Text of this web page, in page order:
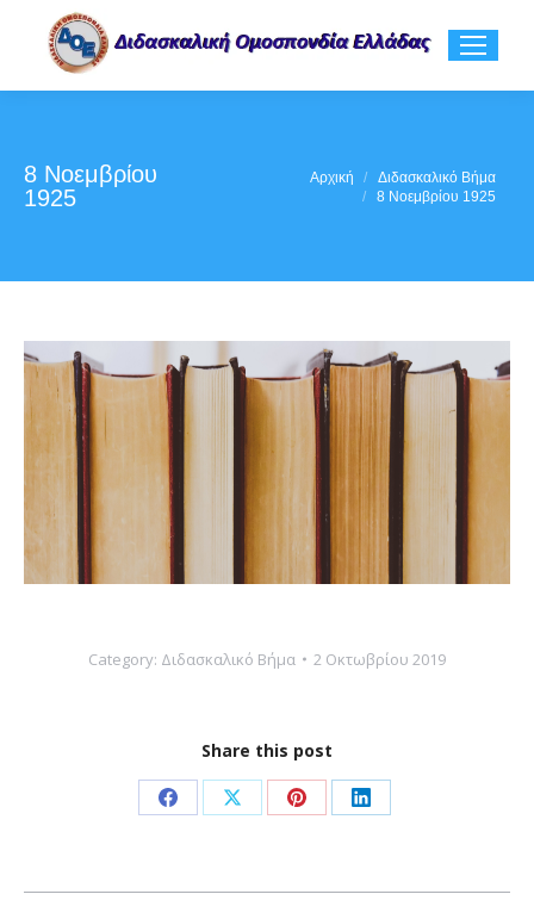
8 Νοεμβρίου
1925
Αρχική
Διδασκαλικό Βήμα
8 Νοεμβρίου 1925
Category: Διδασκαλικό Βήμα 2 Οκτωβρίου 2019
Share this post
Share
Facebook
Share
X
Share
Pinterest
Share
LinkedIn